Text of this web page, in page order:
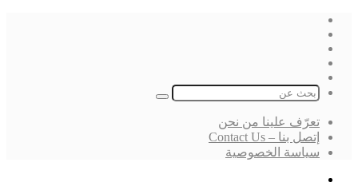
بحث
تعرّف علينا من نحن
إتصل بنا – Contact Us
سياسة الخصوصية